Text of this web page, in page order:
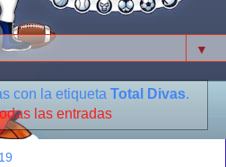
▼
con la etiqueta Total Divas.
las entradas